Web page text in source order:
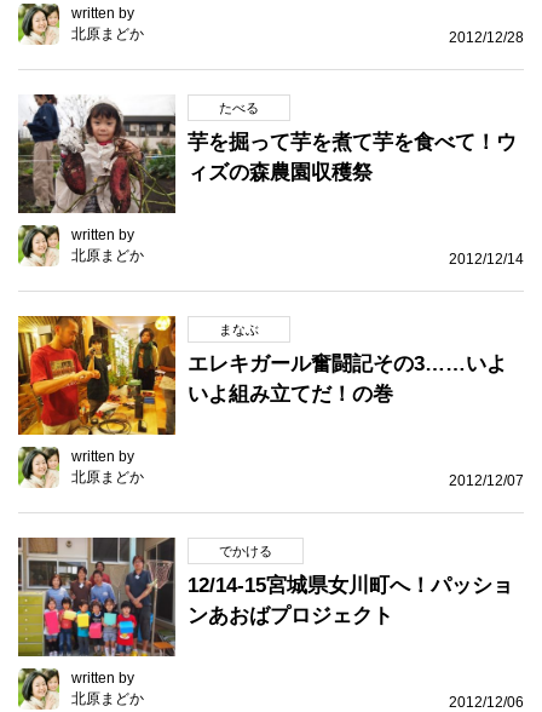
written by
北原まどか
2012/12/28
たべる
芋を掘って芋を煮て芋を食べて！ウ
ィズの森農園収穫祭
written by
北原まどか
2012/12/14
まなぶ
エレキガール奮闘記その3……いよ
いよ組み立てだ！の巻
written by
北原まどか
2012/12/07
でかける
12/14-15宮城県女川町へ！パッショ
ンあおばプロジェクト
written by
北原まどか
2012/12/06